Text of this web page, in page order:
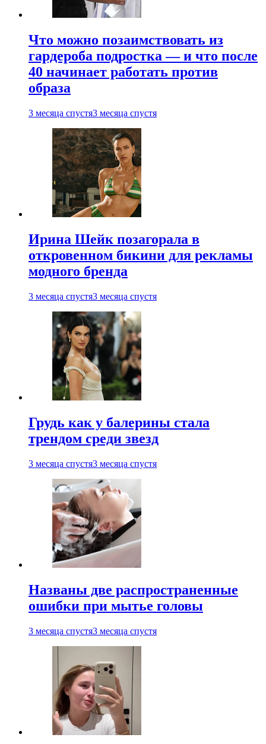
Что можно позаимствовать из
гардероба подростка — и что после
40 начинает работать против
образа
3 месяца спустя3 месяца спустя
Ирина Шейк позагорала в
откровенном бикини для рекламы
модного бренда
3 месяца спустя3 месяца спустя
Грудь как у балерины стала
трендом среди звезд
3 месяца спустя3 месяца спустя
Названы две распространенные
ошибки при мытье головы
3 месяца спустя3 месяца спустя